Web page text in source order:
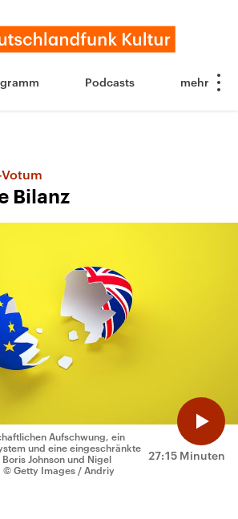
Podcasts
Bilanz
27:15 Minuten
Aufschwung, ein
und eine eingeschränkte
Johnson und Nigel
© Getty Images / Andriy